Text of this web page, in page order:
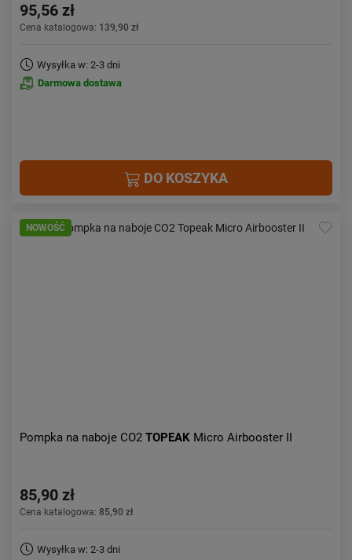
95,56 zł
Cena katalogowa: 139,90 zł
Wysyłka w: 2-3 dni
Darmowa dostawa
DO KOSZYKA
NOWOŚĆ
Pompka na naboje CO2 TOPEAK Micro Airbooster II
85,90 zł
Cena katalogowa: 85,90 zł
Wysyłka w: 2-3 dni